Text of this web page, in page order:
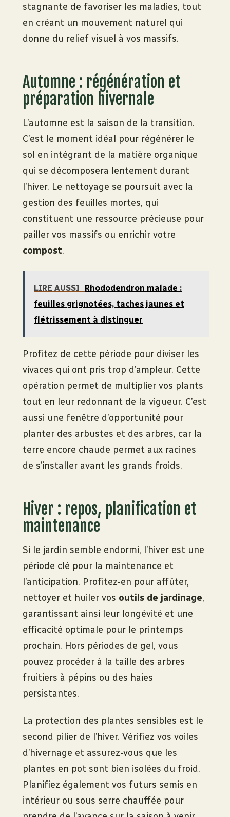
stagnante de favoriser les maladies, tout
en créant un mouvement naturel qui
donne du relief visuel à vos massifs.
Automne : régénération et
préparation hivernale
L’automne est la saison de la transition.
C’est le moment idéal pour régénérer le
sol en intégrant de la matière organique
qui se décomposera lentement durant
l’hiver. Le nettoyage se poursuit avec la
gestion des feuilles mortes, qui
constituent une ressource précieuse pour
pailler vos massifs ou enrichir votre
compost.
LIRE AUSSI
Rhododendron malade :
feuilles grignotées, taches jaunes et
flétrissement à distinguer
Profitez de cette période pour diviser les
vivaces qui ont pris trop d’ampleur. Cette
opération permet de multiplier vos plants
tout en leur redonnant de la vigueur. C’est
aussi une fenêtre d’opportunité pour
planter des arbustes et des arbres, car la
terre encore chaude permet aux racines
de s’installer avant les grands froids.
Hiver : repos, planification et
maintenance
Si le jardin semble endormi, l’hiver est une
période clé pour la maintenance et
l’anticipation. Profitez-en pour affûter,
nettoyer et huiler vos outils de jardinage,
garantissant ainsi leur longévité et une
efficacité optimale pour le printemps
prochain. Hors périodes de gel, vous
pouvez procéder à la taille des arbres
fruitiers à pépins ou des haies
persistantes.
La protection des plantes sensibles est le
second pilier de l’hiver. Vérifiez vos voiles
d’hivernage et assurez-vous que les
plantes en pot sont bien isolées du froid.
Planifiez également vos futurs semis en
intérieur ou sous serre chauffée pour